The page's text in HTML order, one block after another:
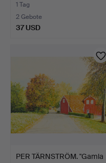
1 Tag
2 Gebote
37 USD
PER TÄRNSTRÖM. "Gamla